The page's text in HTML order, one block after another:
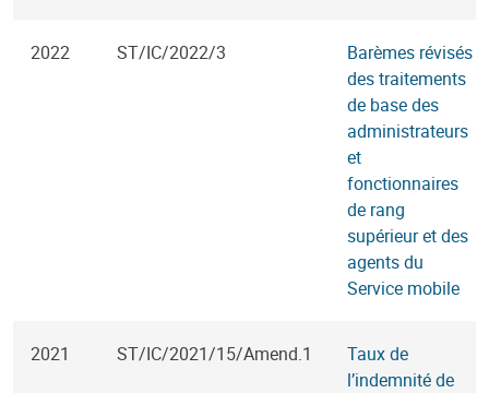
2022 ST/IC/2022/3
Barèmes révisés
des traitements
de base des
administrateurs
et
fonctionnaires
de rang
supérieur et des
agents du
Service mobile
2021 ST/IC/2021/15/Amend.1
Taux de
l’indemnité de